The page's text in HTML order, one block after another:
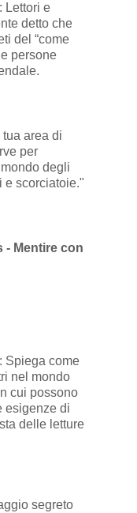
Lettori e
detto che
del “come
persone
area di
per
degli
e scorciatoie."
- Mentire con
Spiega come
nel mondo
cui possono
esigenze di
delle letture
segreto